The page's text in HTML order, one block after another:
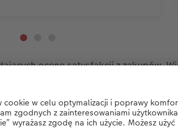
ocenę satysfakcji z zakupów.
FOTOKSIĄŻKĘ DLA MĘŻA